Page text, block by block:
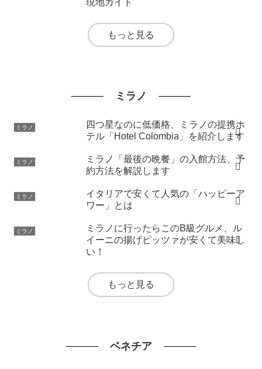
もっと見る
ミラノ
ミラノ
四つ星なのに低価格、ミラノの提携ホ
テル「Hotel Colombia」を紹介します
ミラノ
ミラノ「最後の晩餐」の入館方法、予
約方法を解説します
ミラノ
イタリアで安くて人気の「ハッピーア
ワー」とは
ミラノ
ミラノに行ったらこのB級グルメ、ル
イーニの揚げピッツァが安くて美味し
い！
もっと見る
ベネチア